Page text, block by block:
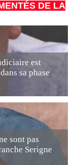
DE LA
est
sa phase
sont pas
Serigne